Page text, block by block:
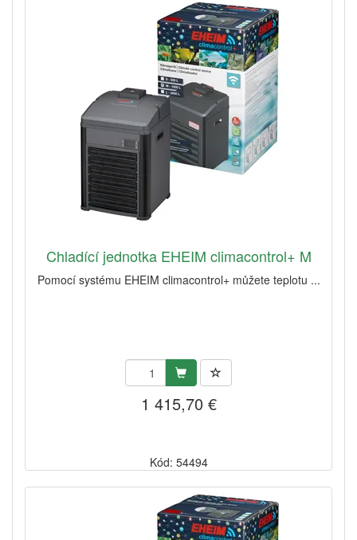
Chladící jednotka EHEIM climacontrol+ M
Pomocí systému EHEIM climacontrol+ můžete teplotu ...
1 415,70 €
Kód: 54494